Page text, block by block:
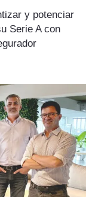
y potenciar
Serie A con